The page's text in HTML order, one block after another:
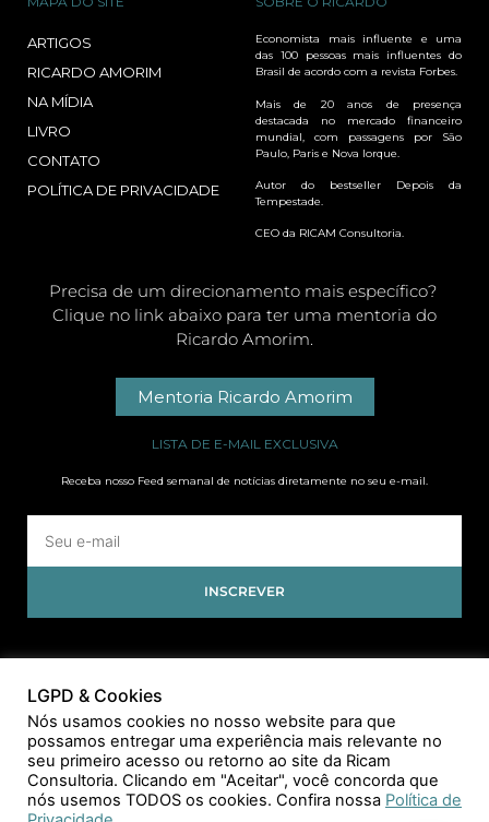
ARTIGOS
RICARDO AMORIM
NA MÍDIA
LIVRO
CONTATO
POLÍTICA DE PRIVACIDADE
Economista mais influente e uma
das 100 pessoas mais influentes do
Brasil de acordo com a revista Forbes.
Mais de 20 anos de presença
destacada no mercado financeiro
mundial, com passagens por São
Paulo, Paris e Nova Iorque.
Autor do bestseller Depois da
Tempestade.
CEO da RICAM Consultoria.
Precisa de um direcionamento mais específico?
Clique no link abaixo para ter uma mentoria do
Ricardo Amorim.
Mentoria Ricardo Amorim
LISTA DE E-MAIL EXCLUSIVA
Receba nosso Feed semanal de notícias diretamente no seu e-mail.
INSCREVER
LGPD & Cookies
Nós usamos cookies no nosso website para que
possamos entregar uma experiência mais relevante no
seu primeiro acesso ou retorno ao site da Ricam
Consultoria. Clicando em "Aceitar", você concorda que
nós usemos TODOS os cookies. Confira nossa Política de